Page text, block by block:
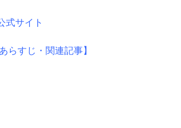
式サイト
らすじ・関連記事】